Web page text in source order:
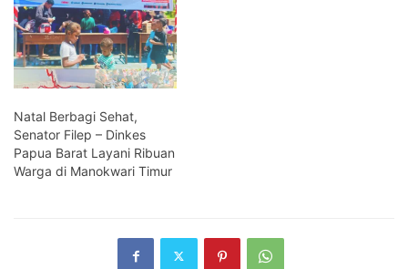
Natal Berbagi Sehat,
Senator Filep – Dinkes
Papua Barat Layani Ribuan
Warga di Manokwari Timur